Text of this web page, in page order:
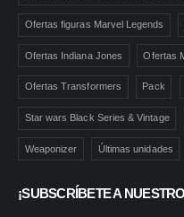
Ofertas figuras Marvel Legends
Ofertas Indiana Jones Ofertas
Ofertas Transformers Pack
Star wars Black Series & Vintage
Weaponizer Últimas unidades
¡SUBSCRÍBETE A